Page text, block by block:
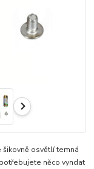
šikovně osvětlí temná
něco vyndat